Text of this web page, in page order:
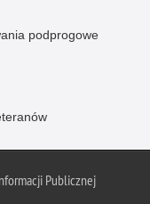
podprogowe
Publicznej